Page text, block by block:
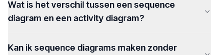
Wat is het verschil tussen een sequence
diagram en een activity diagram?
Kan ik sequence diagrams maken zonder